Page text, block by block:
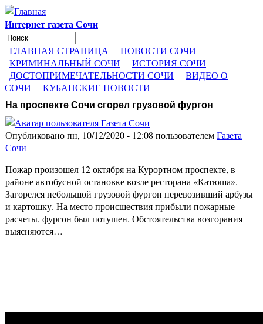
Перейти к основному содержанию
Интернет газета Сочи
Форма поиска
Поиск
ГЛАВНАЯ СТРАНИЦА
НОВОСТИ СОЧИ
КРИМИНАЛЬНЫЙ СОЧИ
ИСТОРИЯ СОЧИ
ДОСТОПРИМЕЧАТЕЛЬНОСТИ СОЧИ
ВИДЕО О
СОЧИ
КУБАНСКИЕ НОВОСТИ
На проспекте Сочи сгорел грузовой фургон
Опубликовано пн, 10/12/2020 - 12:08 пользователемГазета
Сочи
Пожар произошел 12 октября на Курортном проспекте, в
районе автобусной остановке возле ресторана «Катюша».
Загорелся небольшой грузовой фургон перевозивший арбузы
и картошку. На место происшествия прибыли пожарные
расчеты, фургон был потушен. Обстоятельства возгорания
выясняются…